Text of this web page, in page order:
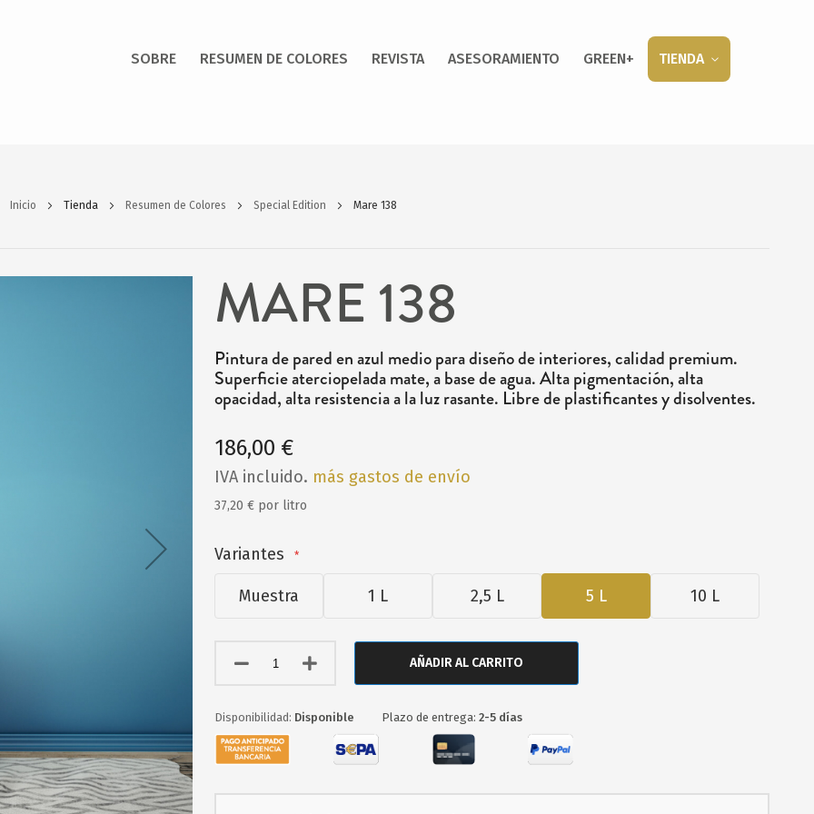
SOBRE RESUMEN DE COLORES REVISTA ASESORAMIENTO GREEN+ TIENDA
Inicio Tienda Resumen de Colores Special Edition Mare 138
MARE 138
Pintura de pared en azul medio para diseño de interiores, calidad premium.
Superficie aterciopelada mate, a base de agua. Alta pigmentación, alta
opacidad, alta resistencia a la luz rasante. Libre de plastificantes y disolventes.
186,00 €
IVA incluido. más gastos de envío
37,20 € por litro
Variantes
Muestra 1 L 2,5 L 5 L 10 L
AÑADIR AL CARRITO
Disponible Plazo de entrega: 2-5 días